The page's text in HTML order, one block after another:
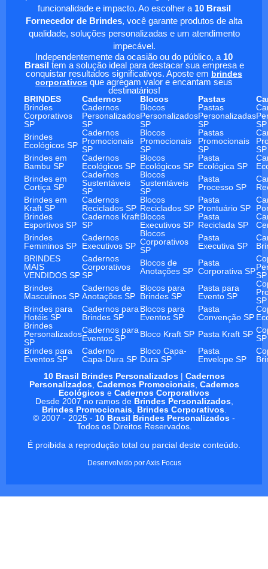
funcionalidade e impacto. Ao escolher a 10 Brasil
Fornecedor de Brindes, você garante produtos de alta
qualidade, soluções personalizadas e um atendimento
impecável.
Independentemente da ocasião ou do público, a 10
Brasil tem a solução ideal para destacar sua empresa e
conquistar resultados significativos. Aposte em brindes
corporativos que agregam valor e encantam seus
destinatários!
BRINDES
Cadernos Blocos Pastas
Brindes
Corporativos
SP
Cadernos
Personalizados
SP
Blocos
Personalizados
SP
Pastas
Personalizadas
SP
SP
Brindes
Ecológicos SP
Cadernos
Promocionais
SP
Blocos
Promocionais
SP
Pastas
Promocionais
SP
SP
Brindes em
Bambu SP
Cadernos
Ecológicos SP
Blocos
Ecológicos SP
Pasta
Ecológica SP
Brindes em
Cortiça SP
Cadernos
Sustentáveis
SP
Blocos
Sustentáveis
SP
Pasta
Processo SP
Brindes em
Kraft SP
Cadernos
Reciclados SP
Blocos
Reciclados SP
Pasta
Prontuário SP
Brindes
Esportivos SP
Cadernos Kraft
SP
Blocos
Executivos SP
Pasta
Reciclada SP
Brindes
Femininos SP
Cadernos
Executivos SP
Blocos
Corporativos
SP
Pasta
Executiva SP
BRINDES
MAIS
VENDIDOS SP
Cadernos
Corporativos
SP
Blocos de
Anotações SP
Pasta
Corporativa SPSP
Brindes
Masculinos SP
Cadernos de
Anotações SP
Blocos para
Brindes SP
Pasta para
Evento SP
SP
Brindes para
Hotéis SP
Cadernos para
Brindes SP
Blocos para
Eventos SP
Pasta
Convenção SP
Brindes
Personalizados
SP
Cadernos para
Eventos SP
Bloco Kraft SP Pasta Kraft SP SP
Brindes para
Eventos SP
Caderno
Capa-Dura SP
Bloco Capa-
Dura SP
Pasta
Envelope SP
10 Brasil Brindes Personalizados| Cadernos
Personalizados, Cadernos Promocionais, Cadernos
Ecológicos e Cadernos Corporativos
Desde 2007 no ramos de Brindes Personalizados,
Brindes Promocionais, Brindes Corporativos.
© 2007 - 2025 - 10 Brasil Brindes Personalizados -
Todos os Direitos Reservados.
É proibida a reprodução total ou parcial deste conteúdo.
Desenvolvido porAxis Focus